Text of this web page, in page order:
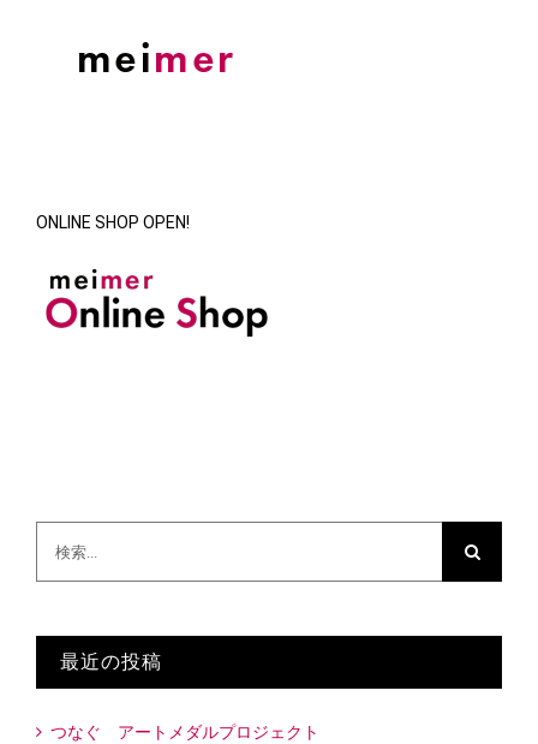
ONLINE SHOP OPEN!
最近の投稿
つなぐ アートメダルプロジェクト